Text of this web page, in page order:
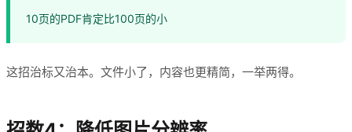
10页的PDF肯定比100页的小
这招治标又治本。文件小了，内容也更精简，一举两得。